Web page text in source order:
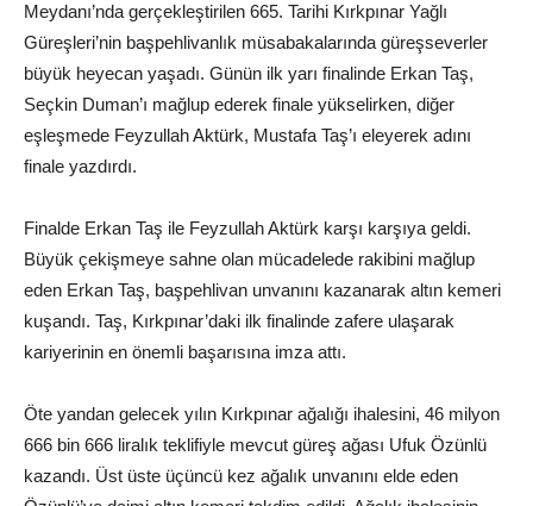
Meydanı’nda gerçekleştirilen 665. Tarihi Kırkpınar Yağlı
Güreşleri’nin başpehlivanlık müsabakalarında güreşseverler
büyük heyecan yaşadı. Günün ilk yarı finalinde Erkan Taş,
Seçkin Duman’ı mağlup ederek finale yükselirken, diğer
eşleşmede Feyzullah Aktürk, Mustafa Taş’ı eleyerek adını
finale yazdırdı.
Finalde Erkan Taş ile Feyzullah Aktürk karşı karşıya geldi.
Büyük çekişmeye sahne olan mücadelede rakibini mağlup
eden Erkan Taş, başpehlivan unvanını kazanarak altın kemeri
kuşandı. Taş, Kırkpınar’daki ilk finalinde zafere ulaşarak
kariyerinin en önemli başarısına imza attı.
Öte yandan gelecek yılın Kırkpınar ağalığı ihalesini, 46 milyon
666 bin 666 liralık teklifiyle mevcut güreş ağası Ufuk Özünlü
kazandı. Üst üste üçüncü kez ağalık unvanını elde eden